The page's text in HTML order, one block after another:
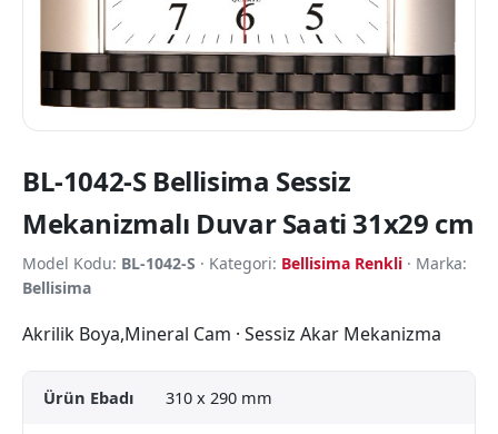
BL-1042-S Bellisima Sessiz
Mekanizmalı Duvar Saati 31x29 cm
Model Kodu: BL-1042-S · Kategori: Bellisima Renkli · Marka:
Bellisima
Akrilik Boya,Mineral Cam · Sessiz Akar Mekanizma
Ürün Ebadı 310 x 290 mm